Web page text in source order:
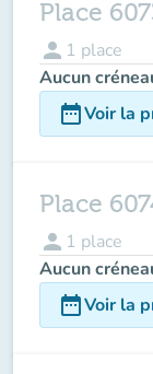
Place
person 1 place
Aucun
date_rangeVoir la
Place
person 1 place
Aucun
date_rangeVoir la